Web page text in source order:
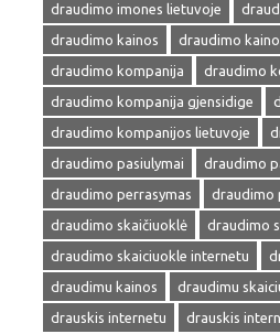
draudimo imones lietuvoje
draudimo kainos
draudimo
draudimo kompanija
draudimo
draudimo kompanija gjensidige
draudimo kompanijos lietuvoje
draudimo pasiulymai
draudimo
draudimo perrasymas
draudimo
draudimo skaičiuoklė
draudimo
draudimo skaiciuokle internetu
draudimu kainos
draudimu
drauskis internetu
drauskis